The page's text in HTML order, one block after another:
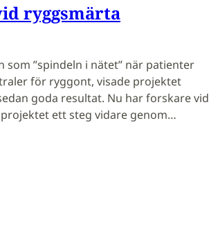
ryggsmärta
som ”spindeln i nätet” när patienter
för ryggont, visade projektet
goda resultat. Nu har forskare vid
ett steg vidare genom…